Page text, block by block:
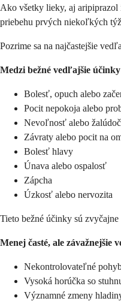
Ako všetky lieky, aj aripiprazol
priebehu prvých niekoľkých
Pozrime sa na najčastejšie
Medzi bežné vedľajšie
Bolesť, opuch alebo
Pocit nepokoja alebo
Nevoľnosť alebo
Závraty alebo pocit na
Bolesť hlavy
Únava alebo ospalosť
Zápcha
Úzkosť alebo nervozita
Tieto bežné účinky sú
Menej časté, ale
Nekontrolovateľné
Vysoká horúčka so
Významné zmeny